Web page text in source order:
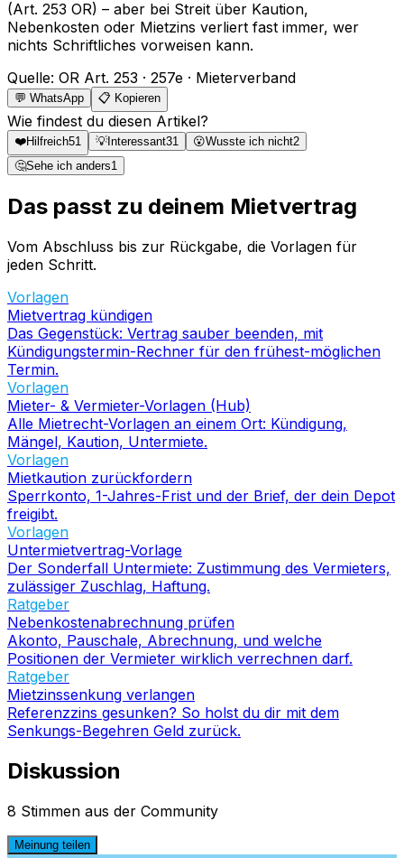
(Art. 253 OR) – aber bei Streit über Kaution,
Nebenkosten oder Mietzins verliert fast immer, wer
nichts Schriftliches vorweisen kann.
Quelle: OR Art. 253 · 257e · Mieterverband
💬 WhatsApp 📋 Kopieren
Wie findest du diesen Artikel?
❤️Hilfreich51 💡Interessant31 😮Wusste ich nicht2
🤔Sehe ich anders1
Das passt zu deinem Mietvertrag
Vom Abschluss bis zur Rückgabe, die Vorlagen für
jeden Schritt.
Vorlagen
Mietvertrag kündigen
Das Gegenstück: Vertrag sauber beenden, mit
Kündigungstermin-Rechner für den frühest-möglichen
Termin.
Vorlagen
Mieter- & Vermieter-Vorlagen (Hub)
Alle Mietrecht-Vorlagen an einem Ort: Kündigung,
Mängel, Kaution, Untermiete.
Vorlagen
Mietkaution zurückfordern
Sperrkonto, 1-Jahres-Frist und der Brief, der dein Depot
freigibt.
Vorlagen
Untermietvertrag-Vorlage
Der Sonderfall Untermiete: Zustimmung des Vermieters,
zulässiger Zuschlag, Haftung.
Ratgeber
Nebenkostenabrechnung prüfen
Akonto, Pauschale, Abrechnung, und welche
Positionen der Vermieter wirklich verrechnen darf.
Ratgeber
Mietzinssenkung verlangen
Referenzzins gesunken? So holst du dir mit dem
Senkungs-Begehren Geld zurück.
Diskussion
8 Stimmen aus der Community
Meinung teilen